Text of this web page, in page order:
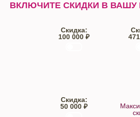
ВКЛЮЧИТЕ СКИДКИ В ВАШУ
Скидка:
100 000 ₽
Скидка:
50 000 ₽